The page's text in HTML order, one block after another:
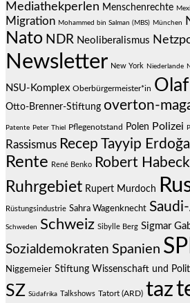
Mediathekperlen Menschenrechte
Migration Mohammed bin Salman (MBS) München
Nato NDR Neoliberalismus
Newsletter New York Niederlande
NSU-Komplex Oberbürgermeister*in
Otto-Brenner-Stiftung overton-
Patente Peter Thiel Pflegenotstand Polen Polizei
Rassismus Recep Tayyip
Rente René Benko Robert Habeck
Ruhrgebiet Rupert Murdoch
Rüstungsindustrie Sahra Wagenknecht
Schweden Schweiz Sibylle Berg Sigmar
Sozialdemokraten Spanien
Niggemeier Stiftung Wissenschaft und
SZ Südafrika Talkshows Tatort (ARD) taz